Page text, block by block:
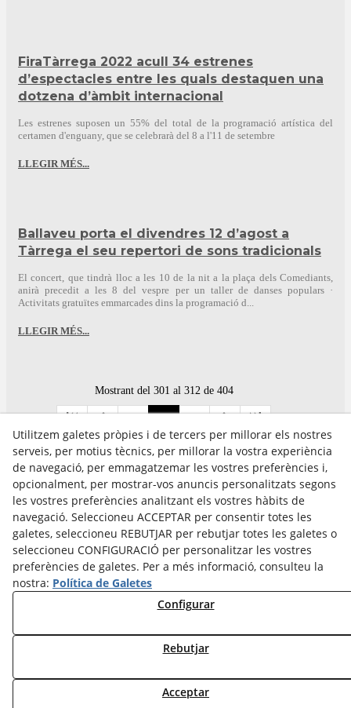
FiraTàrrega 2022 acull 34 estrenes
d’espectacles entre les quals destaquen una
dotzena d’àmbit internacional
Les estrenes suposen un 55% del total de la programació artística del
certamen d'enguany, que se celebrarà del 8 a l'11 de setembre
LLEGIR MÉS...
Ballaveu porta el divendres 12 d’agost a
Tàrrega el seu repertori de sons tradicionals
El concert, que tindrà lloc a les 10 de la nit a la plaça dels Comediants,
anirà precedit a les 8 del vespre per un taller de danses populars ·
Activitats gratuïtes emmarcades dins la programació d...
LLEGIR MÉS...
Mostrant del 301 al 312 de 404
Avís Legal
Política Cookies
Política de Privacitat
© 08/2026 Cultura Tàrrega - Tots els drets reservats.
Utilitzem galetes pròpies i de tercers per millorar els nostres
serveis, per motius tècnics, per millorar la vostra experiència
de navegació, per emmagatzemar les vostres preferències i,
opcionalment, per mostrar-vos anuncis personalitzats segons
les vostres preferències analitzant els vostres hàbits de
navegació. Seleccioneu ACCEPTAR per consentir totes les
galetes, seleccioneu REBUTJAR per rebutjar totes les galetes o
seleccioneu CONFIGURACIÓ per personalitzar les vostres
preferències de galetes. Per a més informació, consulteu la
nostra: Política de Galetes
Configurar
Rebutjar
Acceptar